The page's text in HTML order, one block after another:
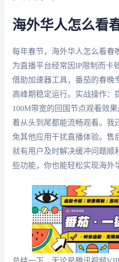
海外华人怎么看
每年春节，海外华人怎么看春
为直播平台经常因IP限制而卡
借助加速器工具，番茄的春晚
高峰期稳定运行。实战操作：
100M带宽的回国节点观看效
着从头到尾都能流畅观看。我
免其他应用干扰直播体验。售
就有用户及时解决缓冲问题顺
些功能，你也能轻松实现海外